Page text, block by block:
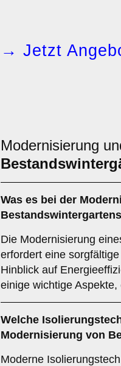
→ Jetzt
Modernisierung
Was es bei der
Bestandswintergartens
Die Modernisierung
erfordert eine
Hinblick auf
einige wichtige
Welche
Modernisierung von
Moderne